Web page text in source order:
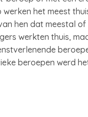
het meest
hen dat meestal of
werkten thuis,
beroepen werd